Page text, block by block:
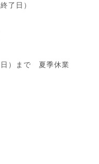
了日）
日）まで 夏季休業